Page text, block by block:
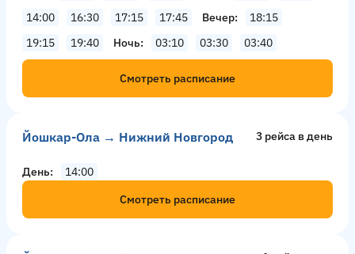
14:00
16:30 17:15 17:45 Вечер
18:15
19:15
19:40 Ночь 03:10 03:30 03:40
Смотреть расписание
Йошкар-Ола → Нижний Новгород 3 рейсa в день
День
14:00
Смотреть расписание